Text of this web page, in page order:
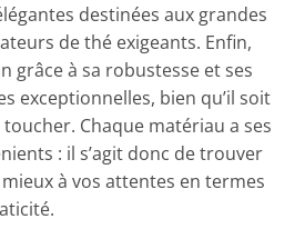
destinées aux grandes
de thé exigeants. Enfin,
grâce à sa robustesse et ses
exceptionnelles, bien qu’il soit
Chaque matériau a ses
: il s’agit donc de trouver
à vos attentes en termes